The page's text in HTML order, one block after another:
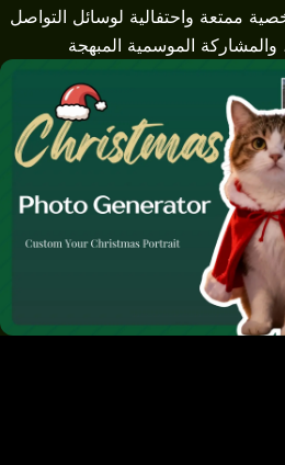
ممتعة واحتفالية لوسائل التواصل